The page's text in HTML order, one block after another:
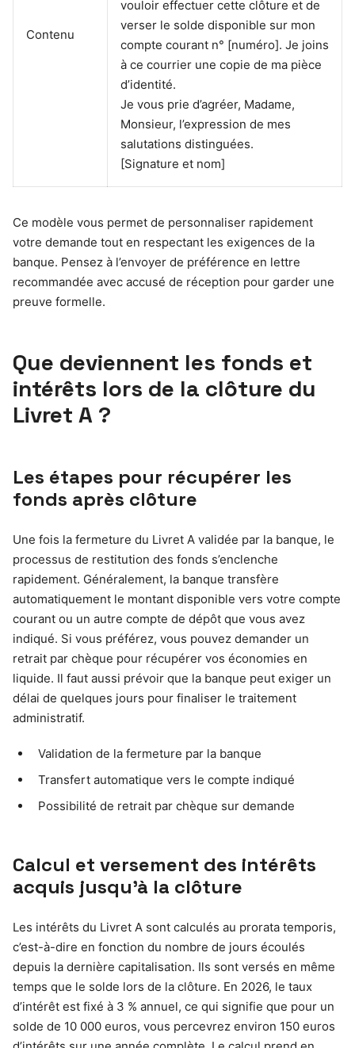
Contenu
vouloir effectuer cette clôture et de
verser le solde disponible sur mon
compte courant n° [numéro]. Je joins
à ce courrier une copie de ma pièce
d’identité.
Je vous prie d’agréer, Madame,
Monsieur, l’expression de mes
salutations distinguées.
[Signature et nom]
Ce modèle vous permet de personnaliser rapidement
votre demande tout en respectant les exigences de la
banque. Pensez à l’envoyer de préférence en lettre
recommandée avec accusé de réception pour garder une
preuve formelle.
Que deviennent les fonds et
intérêts lors de la clôture du
Livret A ?
Les étapes pour récupérer les
fonds après clôture
Une fois la fermeture du Livret A validée par la banque, le
processus de restitution des fonds s’enclenche
rapidement. Généralement, la banque transfère
automatiquement le montant disponible vers votre compte
courant ou un autre compte de dépôt que vous avez
indiqué. Si vous préférez, vous pouvez demander un
retrait par chèque pour récupérer vos économies en
liquide. Il faut aussi prévoir que la banque peut exiger un
délai de quelques jours pour finaliser le traitement
administratif.
Validation de la fermeture par la banque
Transfert automatique vers le compte indiqué
Possibilité de retrait par chèque sur demande
Calcul et versement des intérêts
acquis jusqu’à la clôture
Les intérêts du Livret A sont calculés au prorata temporis,
c’est-à-dire en fonction du nombre de jours écoulés
depuis la dernière capitalisation. Ils sont versés en même
temps que le solde lors de la clôture. En 2026, le taux
d’intérêt est fixé à 3 % annuel, ce qui signifie que pour un
solde de 10 000 euros, vous percevrez environ 150 euros